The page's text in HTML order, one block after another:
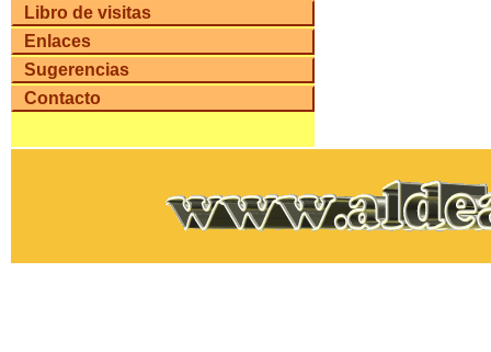
Libro de visitas
Enlaces
Sugerencias
Contacto